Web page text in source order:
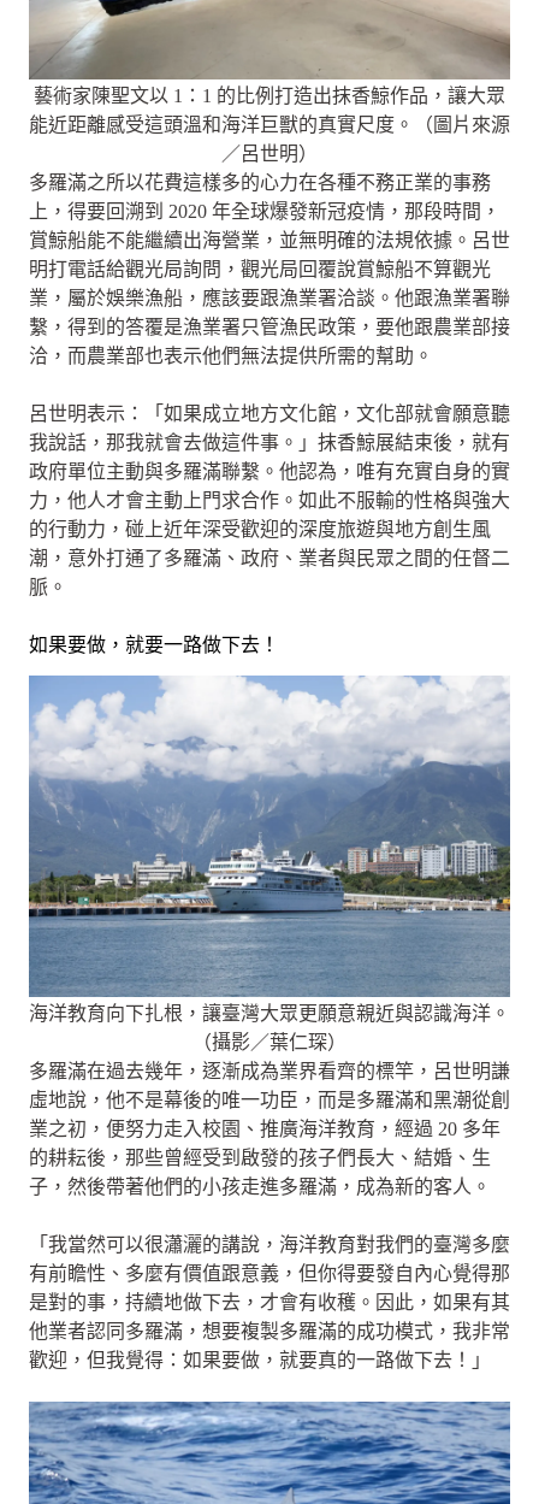
藝術家陳聖文以 1：1 的比例打造出抹香鯨作品，讓大眾
能近距離感受這頭溫和海洋巨獸的真實尺度。（圖片來源
／呂世明）
多羅滿之所以花費這樣多的心力在各種不務正業的事務
上，得要回溯到 2020 年全球爆發新冠疫情，那段時間，
賞鯨船能不能繼續出海營業，並無明確的法規依據。呂世
明打電話給觀光局詢問，觀光局回覆說賞鯨船不算觀光
業，屬於娛樂漁船，應該要跟漁業署洽談。他跟漁業署聯
繫，得到的答覆是漁業署只管漁民政策，要他跟農業部接
洽，而農業部也表示他們無法提供所需的幫助。
呂世明表示：「如果成立地方文化館，文化部就會願意聽
我說話，那我就會去做這件事。」抹香鯨展結束後，就有
政府單位主動與多羅滿聯繫。他認為，唯有充實自身的實
力，他人才會主動上門求合作。如此不服輸的性格與強大
的行動力，碰上近年深受歡迎的深度旅遊與地方創生風
潮，意外打通了多羅滿、政府、業者與民眾之間的任督二
脈。
如果要做，就要一路做下去！
海洋教育向下扎根，讓臺灣大眾更願意親近與認識海洋。
（攝影／葉仁琛）
多羅滿在過去幾年，逐漸成為業界看齊的標竿，呂世明謙
虛地說，他不是幕後的唯一功臣，而是多羅滿和黑潮從創
業之初，便努力走入校園、推廣海洋教育，經過 20 多年
的耕耘後，那些曾經受到啟發的孩子們長大、結婚、生
子，然後帶著他們的小孩走進多羅滿，成為新的客人。
「我當然可以很瀟灑的講說，海洋教育對我們的臺灣多麼
有前瞻性、多麼有價值跟意義，但你得要發自內心覺得那
是對的事，持續地做下去，才會有收穫。因此，如果有其
他業者認同多羅滿，想要複製多羅滿的成功模式，我非常
歡迎，但我覺得：如果要做，就要真的一路做下去！」